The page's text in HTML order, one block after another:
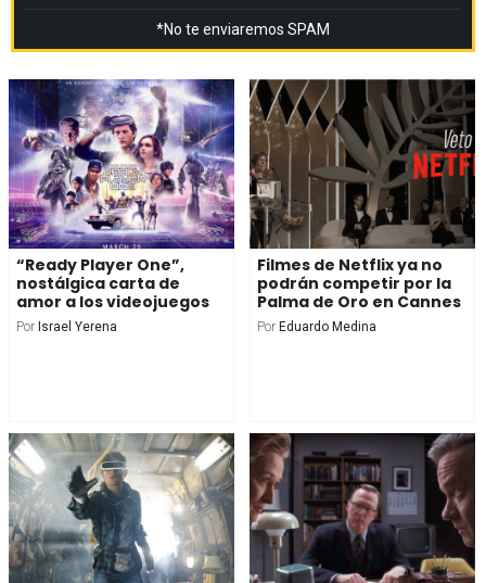
*No te enviaremos SPAM
“Ready Player One”,
nostálgica carta de
amor a los videojuegos
Por Israel Yerena
Filmes de Netflix ya no
podrán competir por la
Palma de Oro en Cannes
Por Eduardo Medina